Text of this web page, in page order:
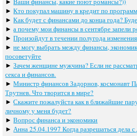
►Кто покупал машину в кредит по
►Как будет с финансами до конца года?
►а почему мои финансы в сентябре запели
►Произойдут в течении полугода
►не могу выбрать между финансы,
посоветуйте
►Зачем женщине мужчина? Если не
секса и финансов.
►Министр финансов Задорнов, космонавт
Трутнев. Что творится в мире?
►Скажите пожалуйста как в ближайшие
личному у меня будет?
►Вопрос финанса и экономики
► Анна 25.04.1997 Когда разрешаться дела